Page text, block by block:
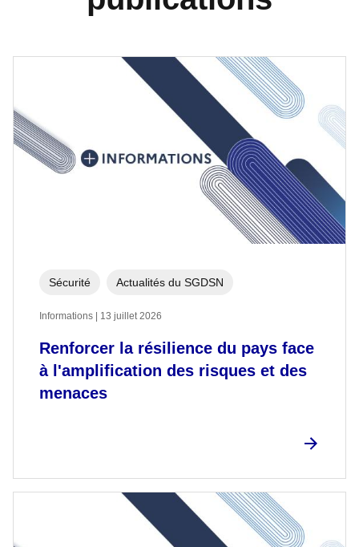
Renforcer la résilience du pays face
à l'amplification des risques et des
menaces
Sécurité Actualités du SGDSN
Informations | 13 juillet 2026